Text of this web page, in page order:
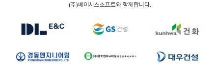
(주)베이시스소프트와 함께합니다.